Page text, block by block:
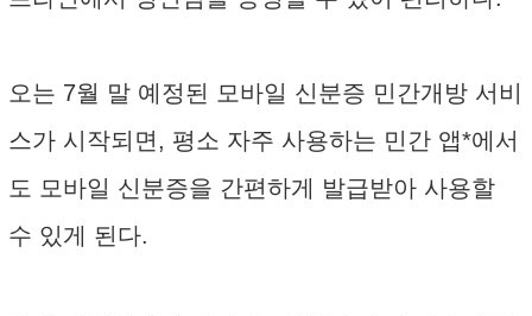
오는 7월 말 예정된 모바일 신분증 민간개방 서비
스가 시작되면, 평소 자주 사용하는 민간 앱*에서
도 모바일 신분증을 간편하게 발급받아 사용할
수 있게 된다.